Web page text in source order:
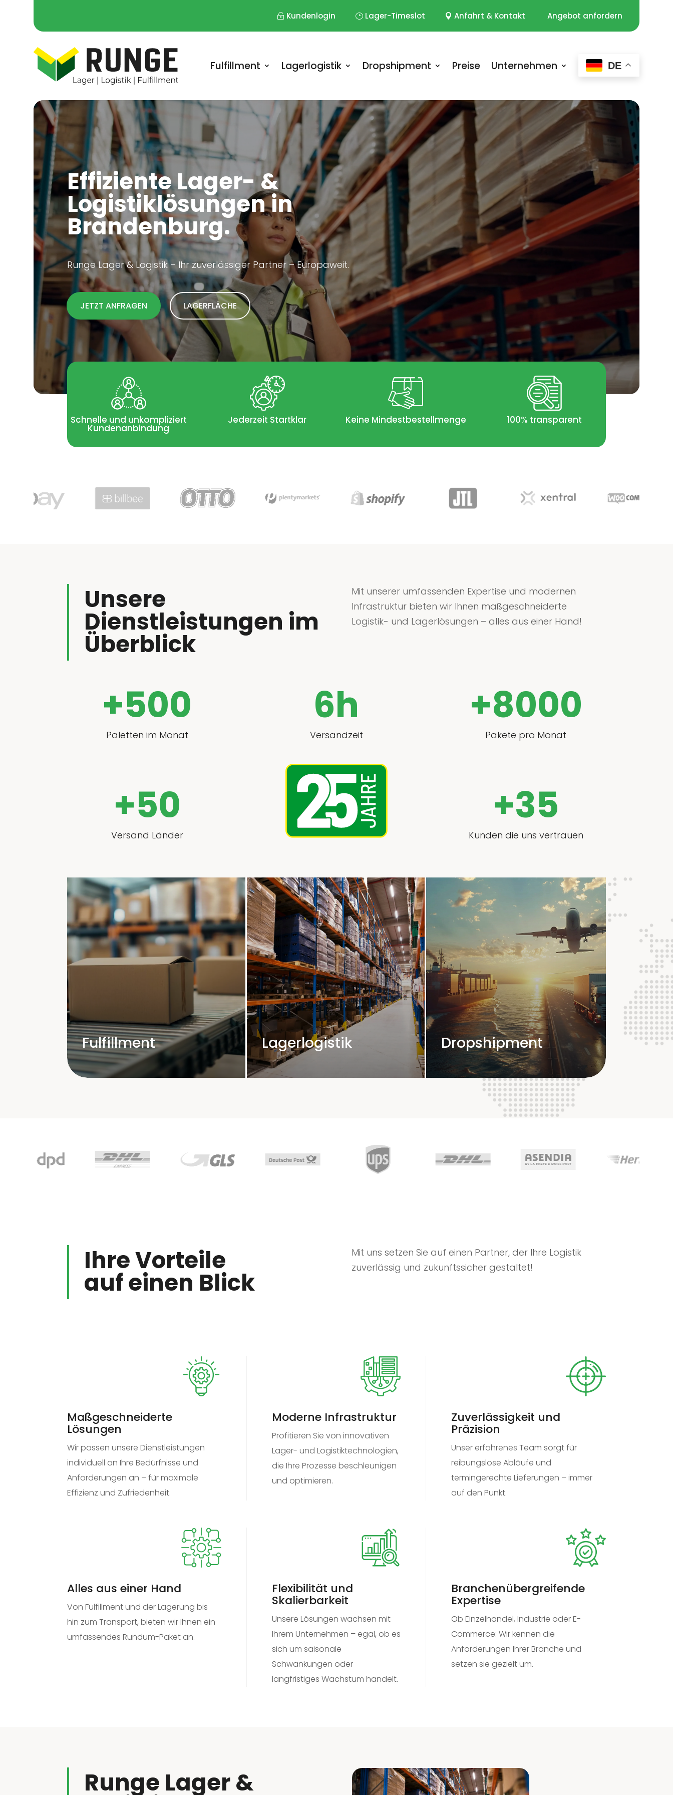
Kundenlogin Lager-Timeslot Anfahrt & Kontakt Angebot anfordern
Fulfillment Lagerlogistik Dropshipment Preise Unternehmen DE
Effiziente Lager- &
Logistiklösungen in
Brandenburg.
Runge Lager & Logistik – Ihr zuverlässiger Partner – Europaweit.
JETZT ANFRAGEN LAGERFLÄCHE
Video-
Player
Schnelle und unkompliziert
Kundenanbindung
Jederzeit Startklar Keine Mindestbestellmenge 100% transparent
Unsere
Dienstleistungen im
Überblick
Mit unserer umfassenden Expertise und modernen
Infrastruktur bieten wir Ihnen maßgeschneiderte
Logistik- und Lagerlösungen – alles aus einer Hand!
+500
Paletten im Monat
6h
Versandzeit
+8000
Pakete pro Monat
+50
Versand Länder
+35
Kunden die uns vertrauen
Fulfillment
Fulfillment
Kommissionierung und
Retourenmanagement für
Komplettlösungen für Ihren E-
Commerce
Lagerlogistik
Lagerlogistik
Bereitstellung moderner
Lagerflächen
Effiziente
Lagerverwaltungssysteme
Individuelle Lösungen für spezielle
Anforderungen
Dropshipment
Dropshipment
Nationaler und internationaler
Warenverkehr
Zuverlässiger Fuhrpark für jeden
Bedarf
Termingerechte und flexible
Transporte
Ihre Vorteile
auf einen Blick
Mit uns setzen Sie auf einen Partner, der Ihre Logistik
zuverlässig und zukunftssicher gestaltet!
Maßgeschneiderte
Lösungen
Wir passen unsere Dienstleistungen
individuell an Ihre Bedürfnisse und
Anforderungen an – für maximale
Effizienz und Zufriedenheit.
Moderne Infrastruktur
Profitieren Sie von innovativen
Lager- und Logistiktechnologien,
die Ihre Prozesse beschleunigen
und optimieren.
Zuverlässigkeit und
Präzision
Unser erfahrenes Team sorgt für
reibungslose Abläufe und
termingerechte Lieferungen – immer
auf den Punkt.
Alles aus einer Hand
VonFulfillmentund der Lagerung bis
hin zum Transport, bieten wir Ihnen ein
umfassendes Rundum-Paket an.
Flexibilität und
Skalierbarkeit
Unsere Lösungen wachsen mit
Ihrem Unternehmen – egal, ob es
sich um saisonale
Schwankungen oder
langfristiges Wachstum handelt.
Branchenübergreifende
Expertise
Ob Einzelhandel, Industrie oder E-
Commerce: Wir kennen die
Anforderungen Ihrer Branche und
setzen sie gezielt um.
Runge Lager &